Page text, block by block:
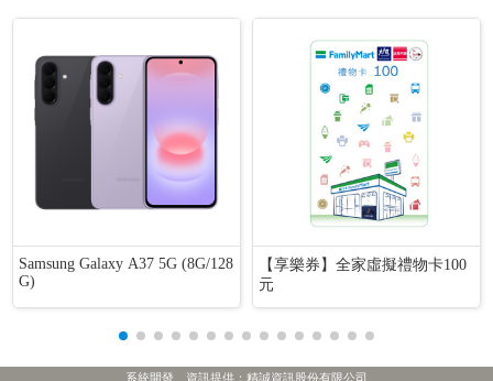
Samsung Galaxy A37 5G (8G/128
G)
【享樂券】全家虛擬禮物卡100
元
系統開發、資訊提供：精誠資訊股份有限公司